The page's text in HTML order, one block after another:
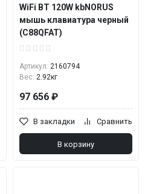
WiFi BT 120W kbNORUS
мышь клавиатура черный
(C88QFAT)
Артикул: 2160794
Вес: 2.92кг
97 656 ₽
В закладки Сравнить
В корзину